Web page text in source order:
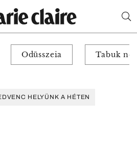
Odüsszeia Tabuk
HELYÜNK A HÉTEN